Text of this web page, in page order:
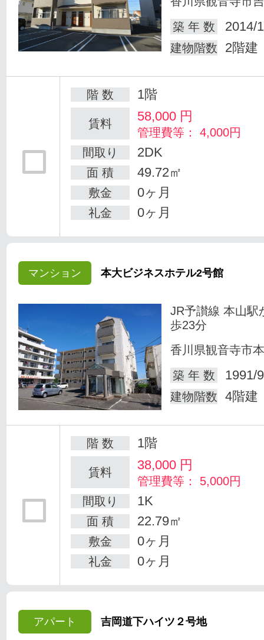
築 年 数
2014/
建物階数 2階建
階 数 1階
賃料 58,000 円
管理費等： 4,000円
間取り
2DK
面 積 49.72㎡
敷金 0ヶ月
礼金 0ヶ月
マンション 本大ビジネスホテル2号館
JR予讃線 本山駅
歩23分
香川県観音寺市
築 年 数
1991/
建物階数 4階建
階 数 1階
賃料 38,000 円
管理費等： 5,000円
間取り
1K
面 積 22.79㎡
敷金 0ヶ月
礼金 0ヶ月
アパート 吉岡道下ハイツ２号地